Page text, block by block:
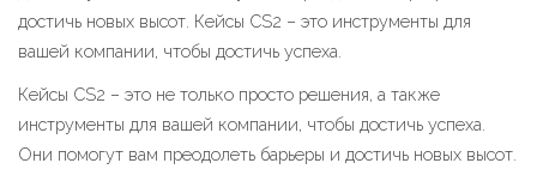
достичь новых высот. Кейсы CS2 – это инструменты для
вашей компании, чтобы достичь успеха.
Кейсы CS2 – это не только просто решения, а также
инструменты для вашей компании, чтобы достичь успеха.
Они помогут вам преодолеть барьеры и достичь новых высот.